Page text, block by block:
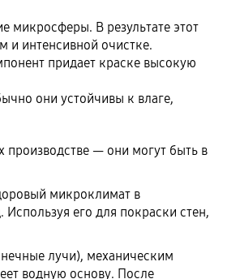
микросферы. В результате этот
и интенсивной очистке.
придает краске высокую
они устойчивы к влаге,
производстве — они могут быть в
микроклимат в
его для покраски стен,
лучи), механическим
водную основу. После